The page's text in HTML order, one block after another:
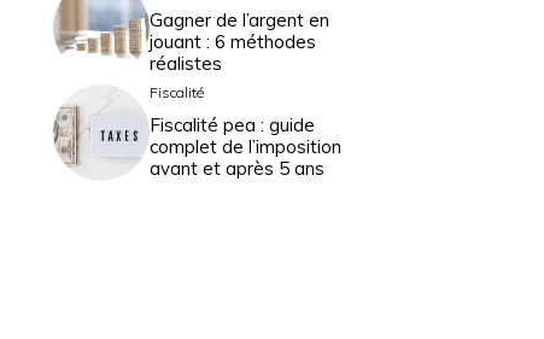
Gagner de l’argent en
jouant : 6 méthodes
réalistes
Fiscalité
Fiscalité pea : guide
complet de l’imposition
avant et après 5 ans